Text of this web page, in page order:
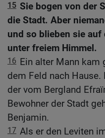
15 Sie bogen von der
die Stadt. Aber
und so blieben sie
unter freiem Himmel.
16 Ein alter Mann kam
dem Feld nach Hause.
der vom Bergland
Bewohner der Stadt
Benjamin.
17 Als er den Leviten